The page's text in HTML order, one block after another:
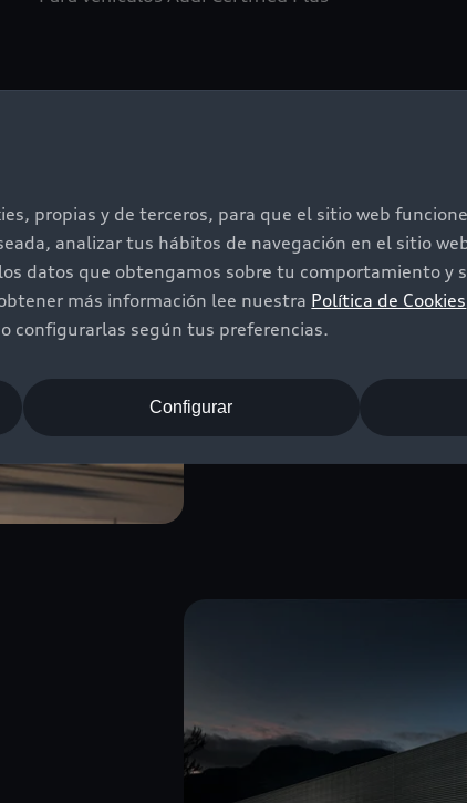
propias y de terceros, para que el sitio web
analizar tus hábitos de navegación en el sitio
datos que obtengamos sobre tu comportamiento y
más información lee nuestra Política de Cookies
configurarlas según tus preferencias.
Configurar
Cobertura
vehículos
Al momento de adquirir
garantía, cuya cobertura
De esta forma estarás
eventualidad tu vehículo
Audi de tu preferencia y
la posibilidad de incluirlo